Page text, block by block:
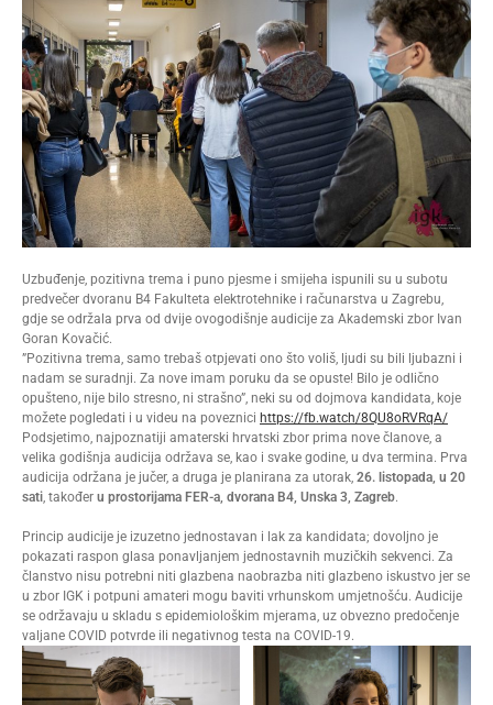
Uzbuđenje, pozitivna trema i puno pjesme i smijeha ispunili su u subotu
predvečer dvoranu B4 Fakulteta elektrotehnike i računarstva u Zagrebu,
gdje se održala prva od dvije ovogodišnje audicije za Akademski zbor Ivan
Goran Kovačić.
”Pozitivna trema, samo trebaš otpjevati ono što voliš, ljudi su bili ljubazni i
nadam se suradnji. Za nove imam poruku da se opuste! Bilo je odlično
opušteno, nije bilo stresno, ni strašno”, neki su od dojmova kandidata, koje
možete pogledati i u videu na poveznici https://fb.watch/8QU8oRVRqA/
Podsjetimo, najpoznatiji amaterski hrvatski zbor prima nove članove, a
velika godišnja audicija održava se, kao i svake godine, u dva termina. Prva
audicija održana je jučer, a druga je planirana za utorak, 26. listopada, u 20
sati , također u prostorijama FER-a, dvorana B4, Unska 3, Zagreb.
Princip audicije je izuzetno jednostavan i lak za kandidata; dovoljno je
pokazati raspon glasa ponavljanjem jednostavnih muzičkih sekvenci. Za
članstvo nisu potrebni niti glazbena naobrazba niti glazbeno iskustvo jer se
u zbor IGK i potpuni amateri mogu baviti vrhunskom umjetnošću. Audicije
se održavaju u skladu s epidemiološkim mjerama, uz obvezno predočenje
valjane COVID potvrde ili negativnog testa na COVID-19.